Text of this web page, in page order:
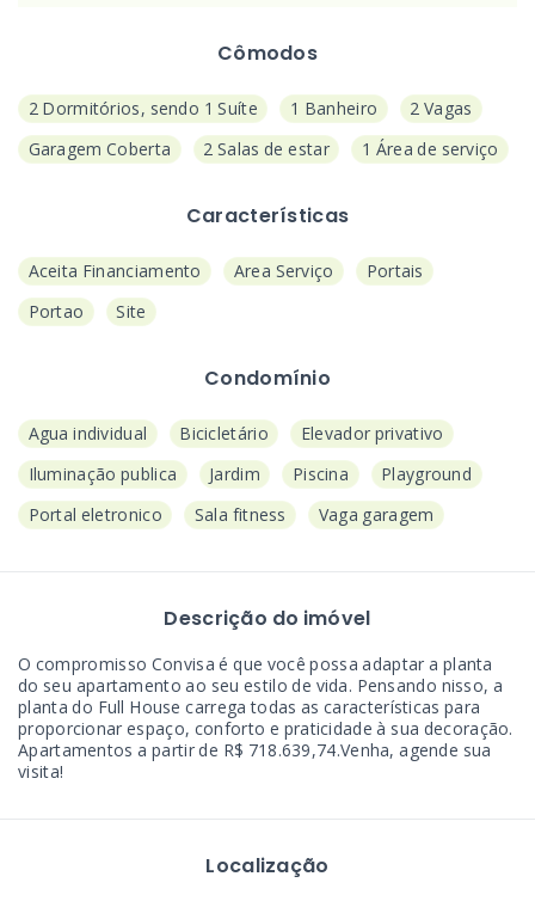
Cômodos
2 Dormitórios, sendo 1 Suíte 1 Banheiro
2 Vagas
Garagem Coberta
2 Salas de estar 1 Área de serviço
Características
Aceita Financiamento Area Serviço
Portais
Portao
Site
Condomínio
Agua individual Bicicletário
Elevador privativo
Iluminação publica
Jardim Piscina
Playground
Portal eletronico
Sala fitness Vaga garagem
Descrição do imóvel
O compromisso Convisa é que você possa adaptar a planta
do seu apartamento ao seu estilo de vida. Pensando nisso, a
planta do Full House carrega todas as características para
proporcionar espaço, conforto e praticidade à sua decoração.
Apartamentos a partir de R$ 718.639,74.Venha, agende sua
visita!
Localização